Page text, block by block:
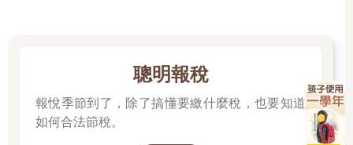
之，做對事情也許是成功投資的必要條件，但不會是充分條件。
你必須比其他人做對更多的事，這意味著，你的思考方式必須與
眾不同。
〔保羅‧喬森評註：馬克斯這段話的結論非常好。它成功定義第二
聰明報稅
報悅季節到了，除了搞懂要繳什麼稅，也要知道
如何合法節稅。